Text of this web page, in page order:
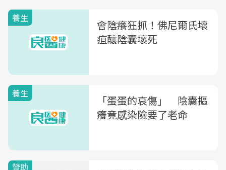
養生
會陰癢狂抓！佛尼爾氏壞
疽釀陰囊壞死
養生
「蛋蛋的哀傷」 陰囊摳
癢竟感染險要了老命